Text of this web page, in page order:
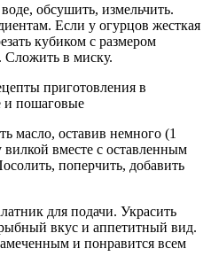
обсушить, измельчить.
Если у огурцов жесткая
кубиком с размером
Сложить в миску.
масло, оставив немного (1
вместе с оставленным
поперчить, добавить
для подачи. Украсить
вкус и аппетитный вид.
и понравится всем